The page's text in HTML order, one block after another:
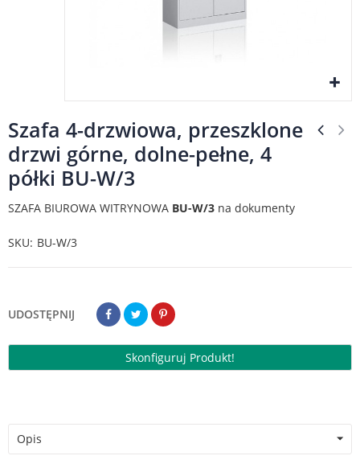
Szafa 4-drzwiowa, przeszklone
drzwi górne, dolne-pełne, 4
półki BU-W/3
SZAFA BIUROWA WITRYNOWA BU-W/3 na dokumenty
SKU BU-W/3
UDOSTĘPNIJ
Skonfiguruj Produkt!
Opis